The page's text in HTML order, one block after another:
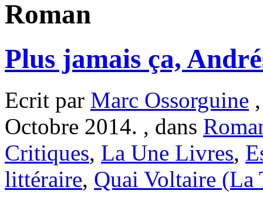
Roman
Plus jamais ça,
Ecrit par Marc Ossorguine
Octobre 2014. , dans
Critiques, La Une Livres,
littéraire, Quai Voltaire (La